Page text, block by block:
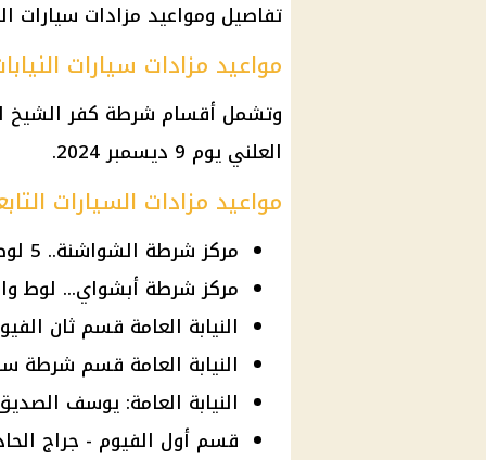
تفاصيل ومواعيد مزادات سيارات
مواعيد مزادات سيارات
وتشمل أقسام شرطة كفر الشيخ
العلني يوم 9 ديسمبر 2024.
مواعيد مزادات السيارات
مركز شرطة الشواشنة.. 5 لوط.
مركز شرطة أبشواي... لوط
النيابة العامة قسم ثان الفيوم..
النيابة العامة قسم شرطة
النيابة العامة: يوسف
قسم أول الفيوم - جراج